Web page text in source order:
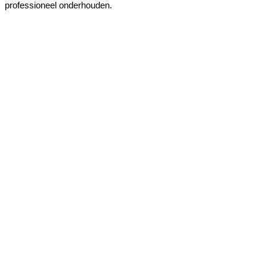
professioneel onderhouden.